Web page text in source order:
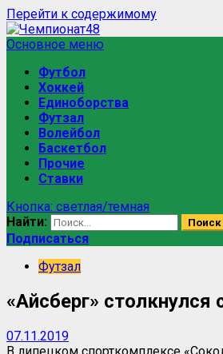
Перейти к содержимому
Основное меню
Футбол
Хоккей
Единоборства
Футзал
Волейбол
Баскетбол
Прочие
Ставки
Кнопка: светлая/темная
Найти:
Подписаться
Футзал
«Айсберг» столкнулся
07.11.2019